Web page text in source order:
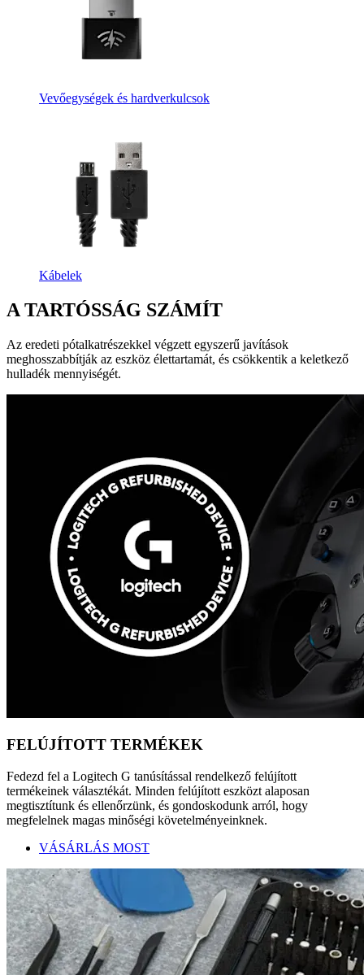
Vevőegységek és hardverkulcsok
Kábelek
A TARTÓSSÁG SZÁMÍT
Az eredeti pótalkatrészekkel végzett egyszerű javítások
meghosszabbítják az eszköz élettartamát, és csökkentik a keletkező
hulladék mennyiségét.
FELÚJÍTOTT TERMÉKEK
Fedezd fel a Logitech G tanúsítással rendelkező felújított
termékeinek választékát. Minden felújított eszközt alaposan
megtisztítunk és ellenőrzünk, és gondoskodunk arról, hogy
megfelelnek magas minőségi követelményeinknek.
VÁSÁRLÁS MOST